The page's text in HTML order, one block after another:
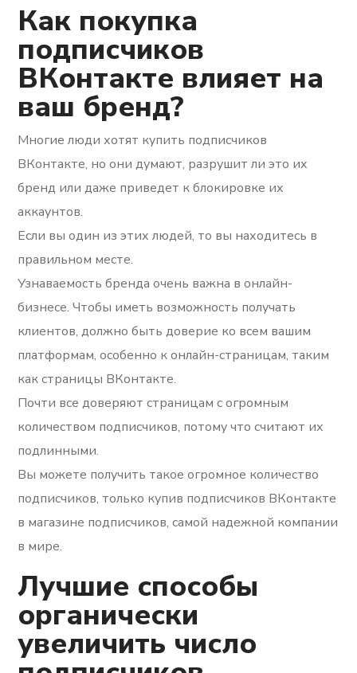
Как покупка
подписчиков
ВКонтакте влияет на
ваш бренд?
Многие люди хотят купить подписчиков
ВКонтакте, но они думают, разрушит ли это их
бренд или даже приведет к блокировке их
аккаунтов.
Если вы один из этих людей, то вы находитесь в
правильном месте.
Узнаваемость бренда очень важна в онлайн-
бизнесе. Чтобы иметь возможность получать
клиентов, должно быть доверие ко всем вашим
платформам, особенно к онлайн-страницам, таким
как страницы ВКонтакте.
Почти все доверяют страницам с огромным
количеством подписчиков, потому что считают их
подлинными.
Вы можете получить такое огромное количество
подписчиков, только купив подписчиков ВКонтакте
в магазине подписчиков, самой надежной компании
в мире.
Лучшие способы
органически
увеличить число